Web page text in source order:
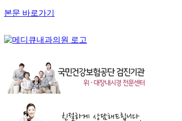
본문 바로가기